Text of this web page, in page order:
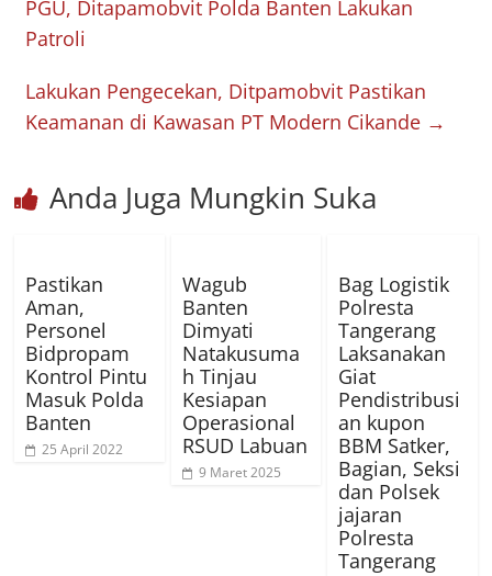
PGU, Ditapamobvit Polda Banten Lakukan
Patroli
Lakukan Pengecekan, Ditpamobvit Pastikan
Keamanan di Kawasan PT Modern Cikande →
Anda Juga Mungkin Suka
Pastikan
Aman,
Personel
Bidpropam
Kontrol Pintu
Masuk Polda
Banten
25 April 2022
Wagub
Banten
Dimyati
Natakusuma
h Tinjau
Kesiapan
Operasional
RSUD Labuan
9 Maret 2025
Bag Logistik
Polresta
Tangerang
Laksanakan
Giat
Pendistribusi
an kupon
BBM Satker,
Bagian, Seksi
dan Polsek
jajaran
Polresta
Tangerang